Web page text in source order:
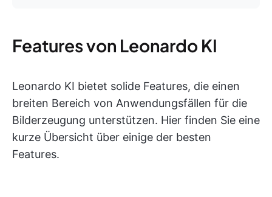
Features von Leonardo KI
Leonardo KI bietet solide Features, die einen
breiten Bereich von Anwendungsfällen für die
Bilderzeugung unterstützen. Hier finden Sie eine
kurze Übersicht über einige der besten
Features.